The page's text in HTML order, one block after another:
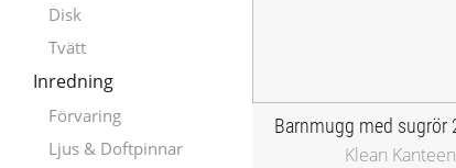
Disk
Tvätt
Inredning
Förvaring
Ljus & Doftpinnar
Klean Kanteen